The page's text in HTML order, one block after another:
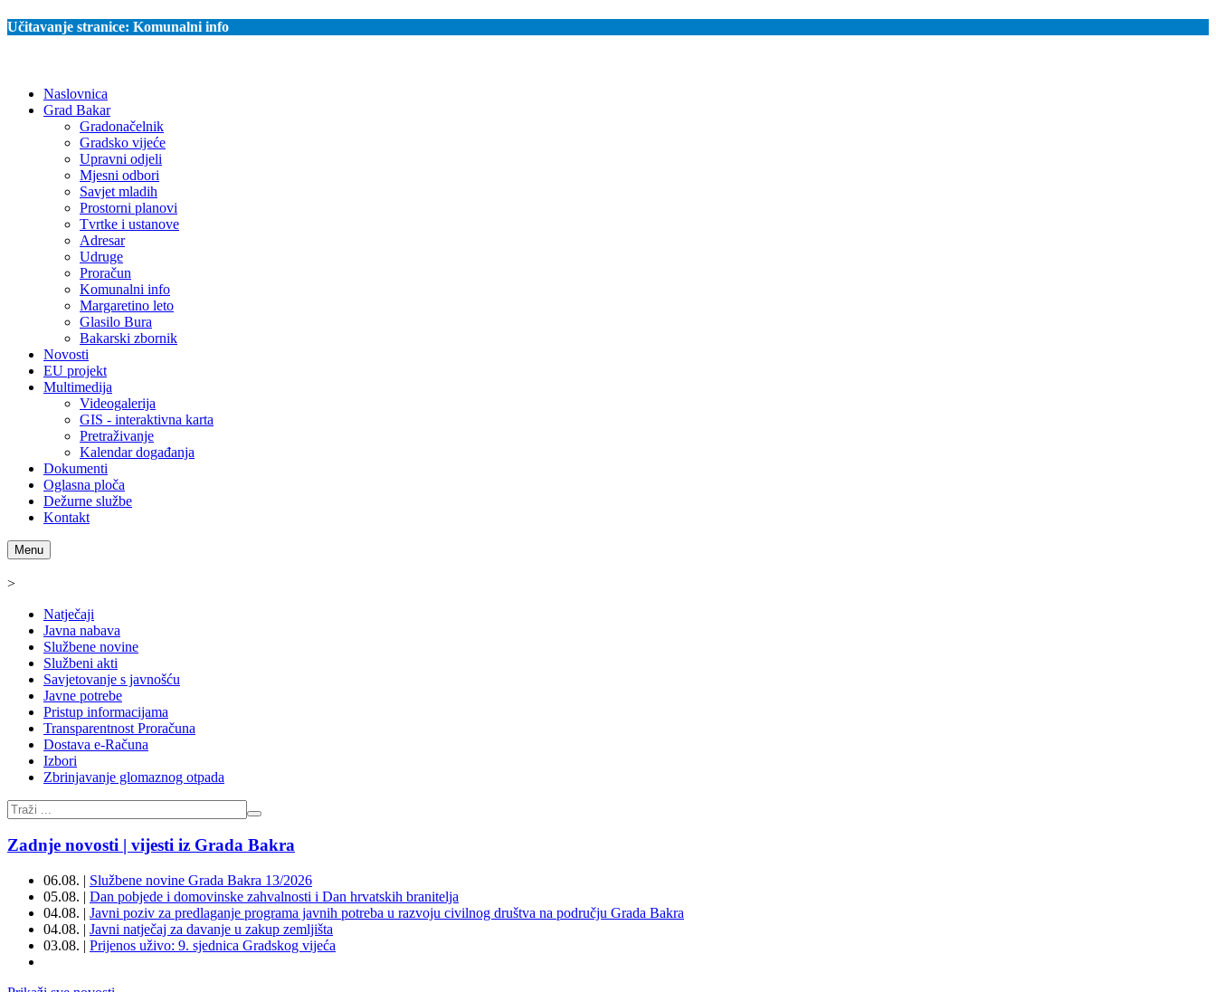
Učitavanje stranice: Komunalni info
Naslovnica
Grad Bakar
Gradonačelnik
Gradsko vijeće
Upravni odjeli
Mjesni odbori
Savjet mladih
Prostorni planovi
Tvrtke i ustanove
Adresar
Udruge
Proračun
Komunalni info
Margaretino leto
Glasilo Bura
Bakarski zbornik
Novosti
EU projekt
Multimedija
Videogalerija
GIS - interaktivna karta
Pretraživanje
Kalendar događanja
Dokumenti
Oglasna ploča
Dežurne službe
Kontakt
Menu
>
Natječaji
Javna nabava
Službene novine
Službeni akti
Savjetovanje s javnošću
Javne potrebe
Pristup informacijama
Transparentnost Proračuna
Dostava e-Računa
Izbori
Zbrinjavanje glomaznog otpada
Zadnje novosti | vijesti iz Grada Bakra
06.08. | Službene novine Grada Bakra 13/2026
05.08. | Dan pobjede i domovinske zahvalnosti i Dan hrvatskih branitelja
04.08. | Javni poziv za predlaganje programa javnih potreba u razvoju civilnog društva na području Grada Bakra
04.08. | Javni natječaj za davanje u zakup zemljišta
03.08. | Prijenos uživo: 9. sjednica Gradskog vijeća